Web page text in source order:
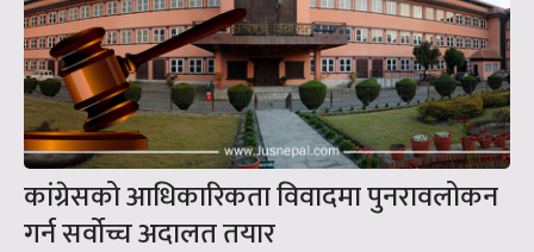
कांग्रेसको आधिकारिकता विवादमा पुनरावलोकन
गर्न सर्वोच्च अदालत तयार